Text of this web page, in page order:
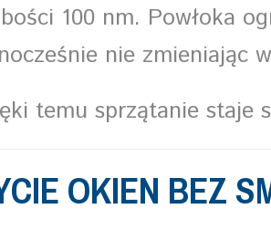
100 nm. Powłoka
nie zmieniając
temu sprzątanie staje
OKIEN BEZ